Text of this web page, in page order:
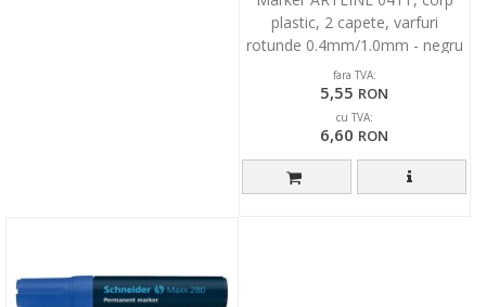
plastic, 2 capete, varfuri
rotunde 0.4mm/1.0mm - negru
fara TVA:
5,55 RON
cu TVA:
6,60 RON